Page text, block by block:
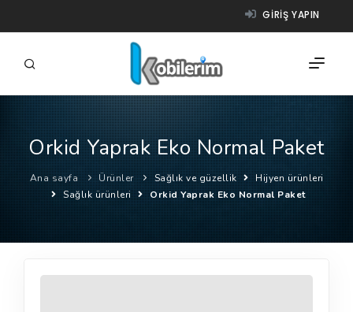
GIRIŞ YAPIN
FIRMALAR
ÜRÜNLER
NASIL ÇALIŞIR?
Orkid Yaprak Eko Normal Paket
Ana sayfa Ürünler Sağlık ve güzellik
Hijyen ürünleri
Sağlık ürünleri
Orkid Yaprak Eko Normal Paket